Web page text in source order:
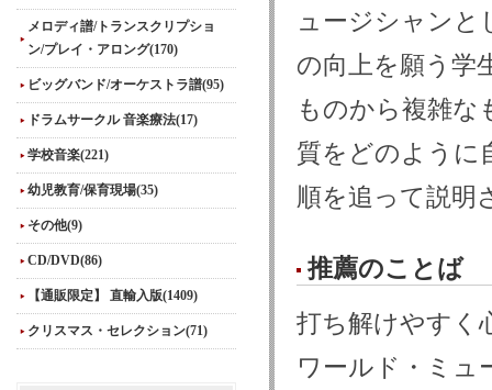
メロディ譜/トランスクリプショ
ン/プレイ・アロング(170)
ビッグバンド/オーケストラ譜(95)
ドラムサークル 音楽療法(17)
学校音楽(221)
幼児教育/保育現場(35)
その他(9)
CD/DVD(86)
【通販限定】 直輸入版(1409)
クリスマス・セレクション(71)
ュージシャンと
の向上を願う学
ものから複雑な
質をどのように
順を追って説明
推薦のことば
打ち解けやすく
ワールド・ミュ